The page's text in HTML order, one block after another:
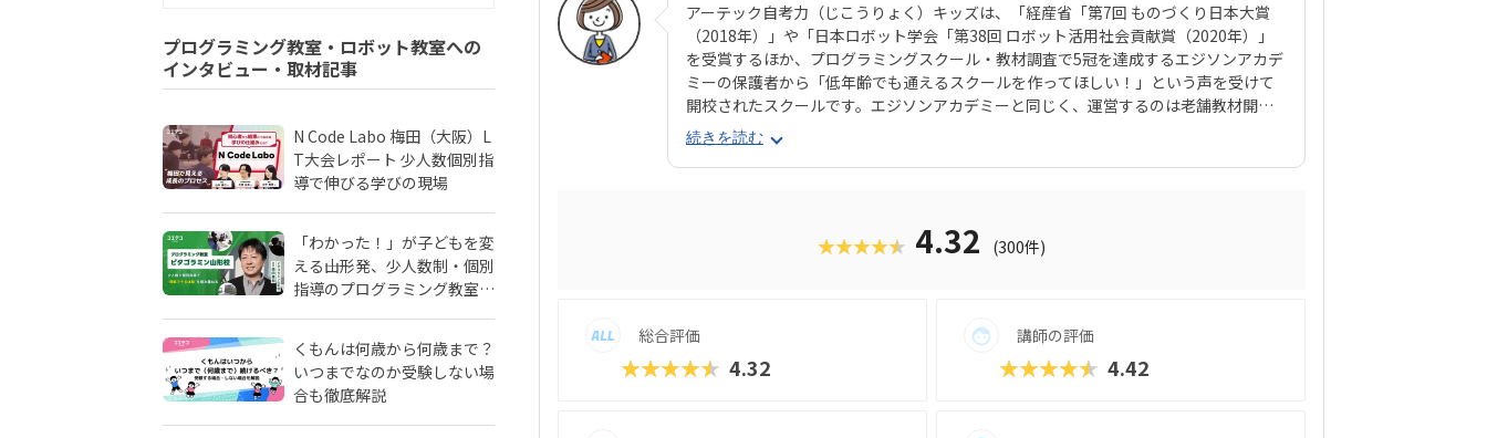
プログラミング教室・ロボット教室への
インタビュー・取材記事
N Code Labo 梅田（大阪）L
T大会レポート 少人数個別指
導で伸びる学びの現場
「わかった！」が子どもを変
える――山形発、少人数制・個別
指導のプログラミング教室
くもんは何歳から何歳まで？
いつまでなのか受験しない場
合も徹底解説
アーテック自考力（じこうりょく）キッズは、「経産省「第7回 ものづくり日本大賞
（2018年）」や「日本ロボット学会「第38回 ロボット活用社会貢献賞（2020年）」
を受賞するほか、プログラミングスクール・教材調査で5冠を達成するエジソンアカデ
ミーの保護者から「低年齢でも通えるスクールを作ってほしい！」という声を受けて
開校されたスクールです。エジソンアカデミーと同じく、運営するのは老舗教材開発
メーカーのArtec（アーテック）。子どもの興味・関心を引き出すカラフルな教材が魅
力大なスクールといえるでしょう。エジソンアカデミーを併設している教室も多いの
で、年齢が上がっても同系列の教室に通い続けられるのが魅力です。授業は1ヶ月に4
立てて動かす「ロボット」、パソコンを使ってロボットを動かす「プログラミング」
す。大好きなブロックをきっかけに、これからの社会で必要とされるスキルの芽を育
てたいと考える保護者におすすめのスクールといえるでしょう。
続きを読む
★★★★★ 4.32 (300件)
総合評価
★★★★★ 4.32
講師の評価
★★★★★ 4.42